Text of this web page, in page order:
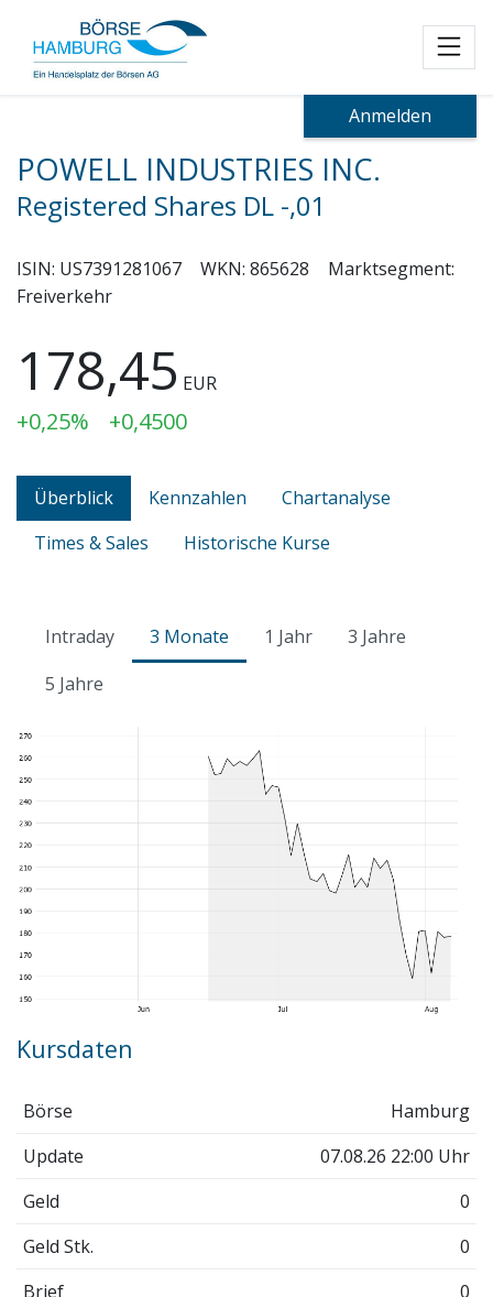
Anmelden
POWELL INDUSTRIES INC.
Registered Shares DL -,01
ISIN: US7391281067 WKN: 865628
Marktsegment:
Freiverkehr
178,45 EUR
+0,25% +0,4500
Überblick Kennzahlen
Chartanalyse
Times & Sales
Historische Kurse
Intraday 3 Monate 1 Jahr
3 Jahre
5 Jahre
Kursdaten
Börse
Hamburg
Update
07.08.26 22:00 Uhr
Geld
0
Geld Stk.
0
Brief
0